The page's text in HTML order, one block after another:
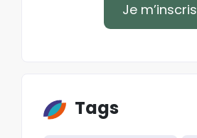
Je m’inscris
Tags